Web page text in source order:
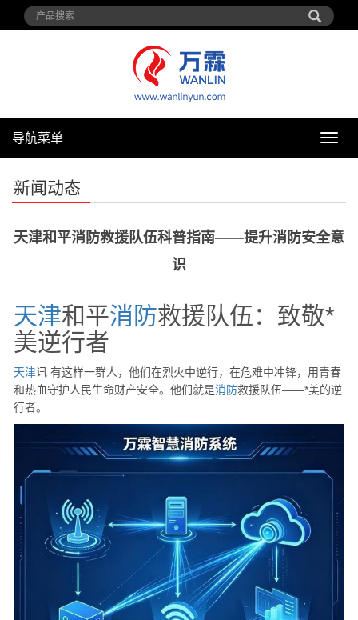
导
导航菜单
新闻动态
天津和平消防救援队伍科普指南——提升消防安全意
识
天津和平消防救援队伍：致敬*
美逆行者
天津讯 有这样一群人，他们在烈火中逆行，在危难中冲锋，用青春
和热血守护人民生命财产安全。他们就是消防救援队伍——*美的逆
行者。